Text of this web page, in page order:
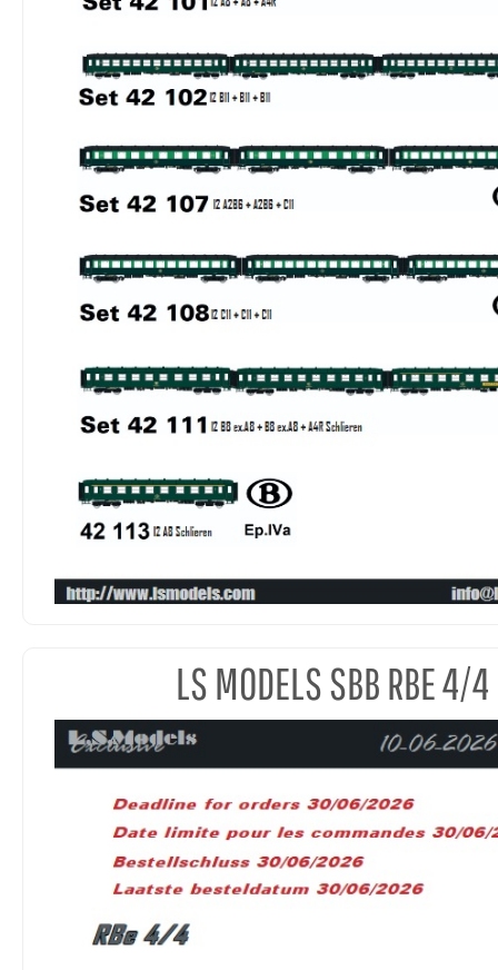
LS MODELS SBB RBE 4/4